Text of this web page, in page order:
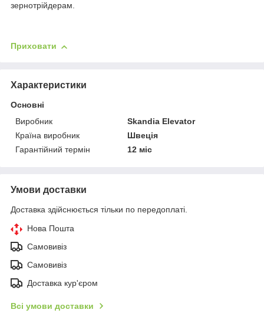
зернотрійдерам.
Приховати
Характеристики
Основні
Виробник
Skandia Elevator
Країна виробник
Швеція
Гарантійний термін
12 міс
Умови доставки
Доставка здійснюється тільки по передоплаті.
Нова Пошта
Самовивіз
Самовивіз
Доставка кур'єром
Всі умови доставки